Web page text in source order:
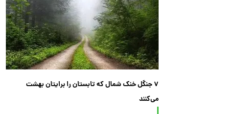
۷ جنگل خنک شمال که تابستان را برایتان بهشت
می‌کنند